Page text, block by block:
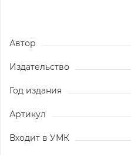
Автор
Издательство
Год издания
Артикул
Входит в УМК